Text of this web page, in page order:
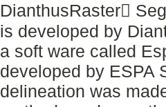
DianthusRaster
is developed by
a soft ware called
developed by ESPA
delineation was